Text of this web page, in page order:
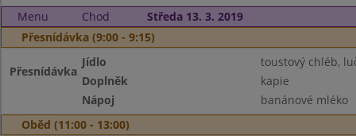
Menu
Chod
Středa 13. 3. 2019
Přesnídávka (9:00 - 9:15)
Přesnídávka
Jídlo
toustový chléb,
Doplněk
kapie
Nápoj
banánové mléko
Oběd (11:00 - 13:00)